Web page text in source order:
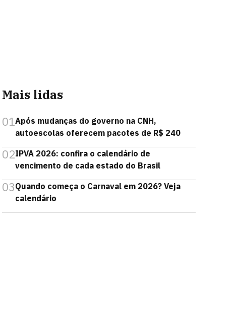
Mais lidas
01Após mudanças do governo na CNH,
autoescolas oferecem pacotes de R$ 240
02IPVA 2026: confira o calendário de
vencimento de cada estado do Brasil
03Quando começa o Carnaval em 2026? Veja
calendário